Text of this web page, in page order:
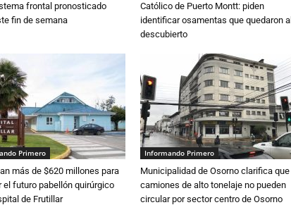
frontal pronosticado
fin de semana
Católico de Puerto Montt: piden
identificar osamentas que quedaron al
descubierto
Primero
más de $620 millones para
el futuro pabellón quirúrgico
de Frutillar
Informando Primero
Municipalidad de Osorno clarifica que
camiones de alto tonelaje no pueden
circular por sector centro de Osorno